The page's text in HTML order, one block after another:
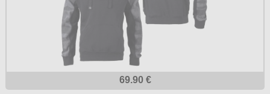
69.90 €